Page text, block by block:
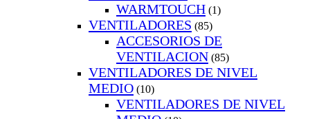
WARMTOUCH (1)
VENTILADORES (85)
ACCESORIOS DE
VENTILACION (85)
VENTILADORES DE NIVEL
MEDIO (10)
VENTILADORES DE NIVEL